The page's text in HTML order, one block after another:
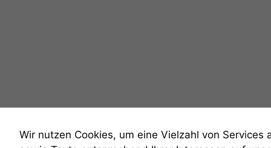
Wir nutzen Cookies, um eine Vielzahl von